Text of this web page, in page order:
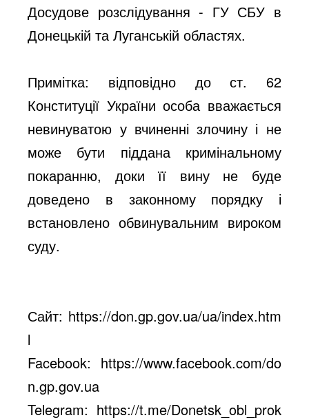
Досудове розслідування - ГУ СБУ в
Донецькій та Луганській областях.
Примітка: відповідно до ст. 62
Конституції України особа вважається
невинуватою у вчиненні злочину і не
може бути піддана кримінальному
покаранню, доки її вину не буде
доведено в законному порядку і
встановлено обвинувальним вироком
суду.
Сайт: https://don.gp.gov.ua/ua/index.htm
l
Facebook: https://www.facebook.com/do
n.gp.gov.ua
Telegram: https://t.me/Donetsk_obl_prok